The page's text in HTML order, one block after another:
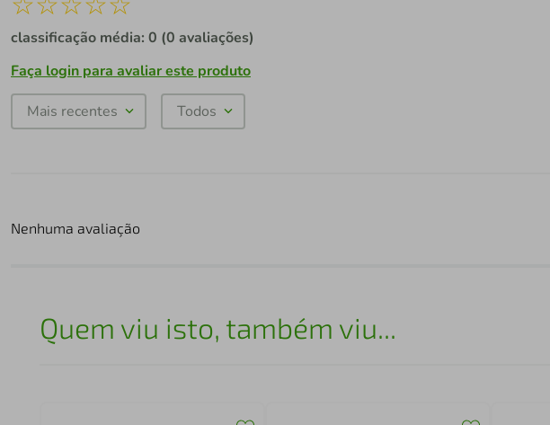
classificação média: 0 (0 avaliações)
Faça login para avaliar este produto
Mais recentes Todos
Nenhuma avaliação
Quem viu isto, também viu...